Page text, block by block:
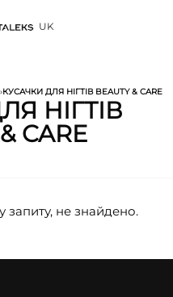
UK
›КУСАЧКИ ДЛЯ НІГТІВ BEAUTY & CARE
НІГТІВ
CARE
запиту, не знайдено.